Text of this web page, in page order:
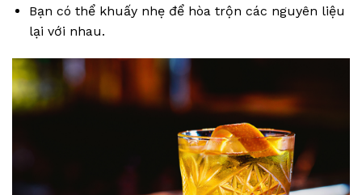
Bạn có thể khuấy nhẹ để hòa trộn các nguyên liệu
lại với nhau.